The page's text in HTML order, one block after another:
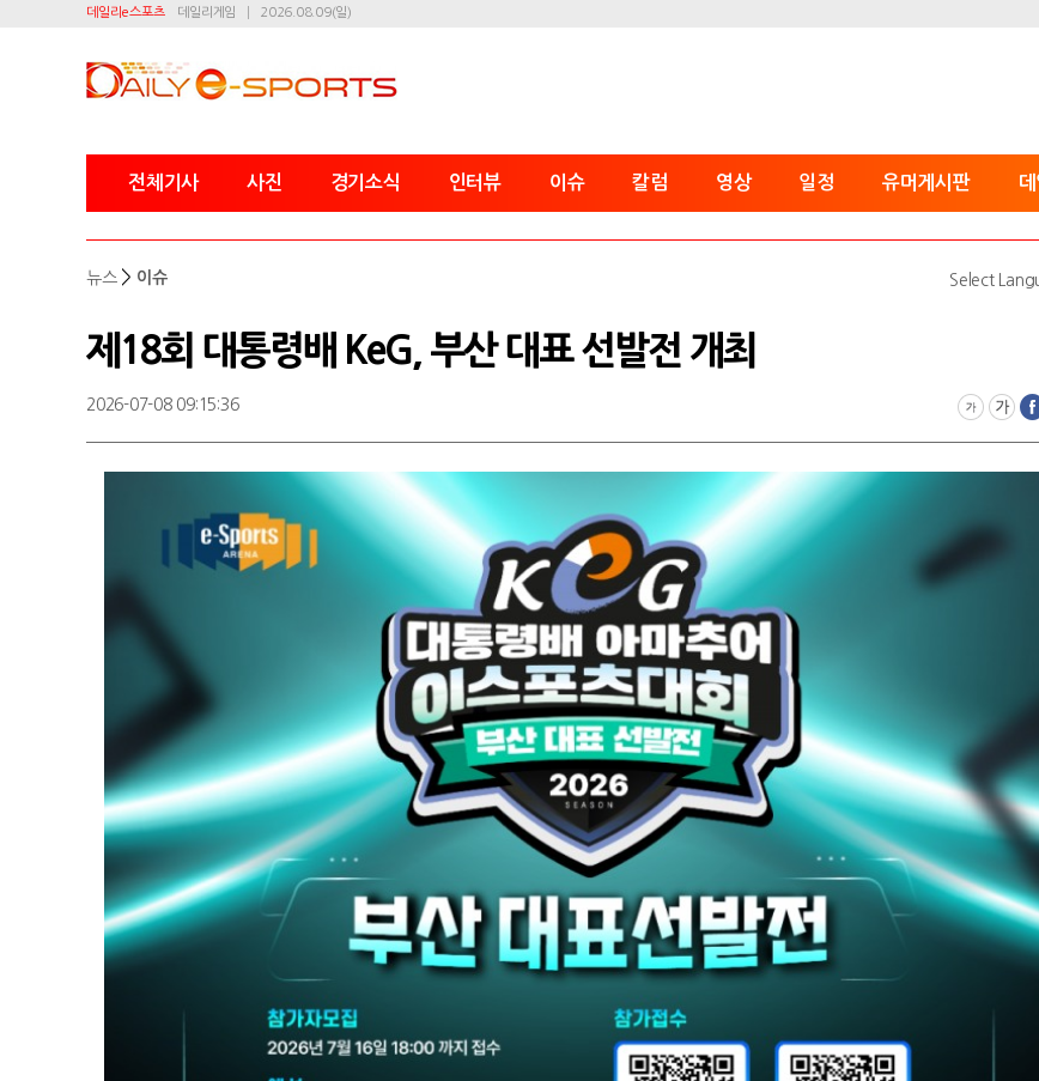
데일리e스포츠 데일리게임 2026.08.09(일)
전체기사 사진 경기소식 인터뷰 이슈 칼럼 영상 일정 유머게시판
뉴스 > 이슈 Select
제18회 대통령배 KeG, 부산 대표 선발전 개최
2026-07-08 09:15:36